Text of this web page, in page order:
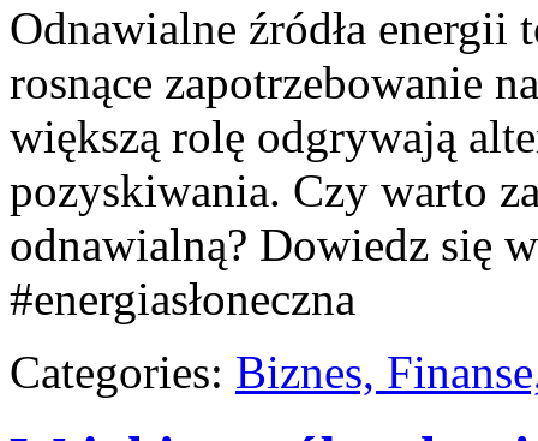
Odnawialne źródła energii
rosnące zapotrzebowanie
większą rolę odgrywają
pozyskiwania. Czy warto
odnawialną? Dowiedz się
#energiasłoneczna
Categories: Biznes,